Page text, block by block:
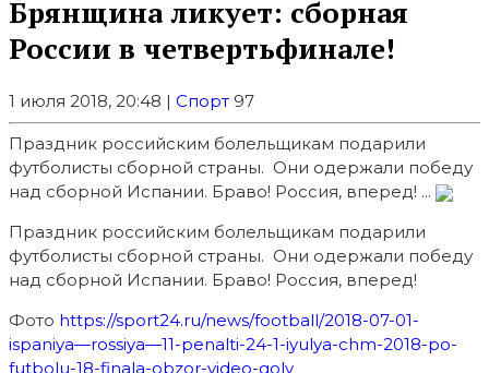
Брянщина ликует: сборная
России в четвертьфинале!
1 июля 2018, 20:48 | Спорт 97
Праздник российским болельщикам подарили
футболисты сборной страны. Они одержали победу
над сборной Испании. Браво! Россия, вперед! ...
Праздник российским болельщикам подарили
футболисты сборной страны. Они одержали победу
над сборной Испании. Браво! Россия, вперед!
Фото https://sport24.ru/news/football/2018-07-01-
ispaniya—rossiya—11-penalti-24-1-iyulya-chm-2018-po-
futbolu-18-finala-obzor-video-goly